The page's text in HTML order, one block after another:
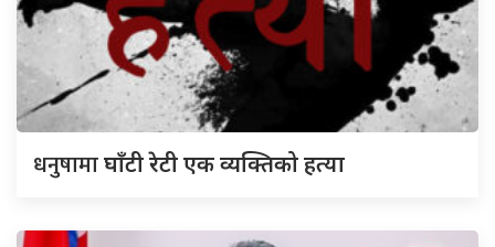
धनुषामाघाँटी रेटी एक व्यक्तिको हत्या